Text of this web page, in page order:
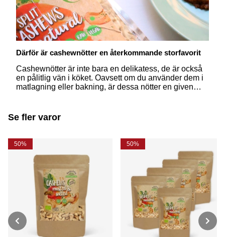
Därför är cashewnötter en återkommande storfavorit
Cashewnötter är inte bara en delikatess, de är också
en pålitlig vän i köket. Oavsett om du använder dem i
matlagning eller bakning, är dessa nötter en given
Se fler varor
50% 50%